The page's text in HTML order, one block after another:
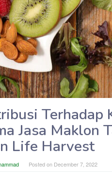
Terhadap
Jasa Maklon
Life Harvest
Posted on December 7, 2022